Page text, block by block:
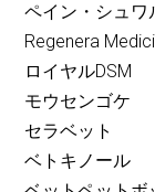
ペイン・シュワ
Regenera
ロイヤルDSM
モウセンゴケ
セラベット
ベトキノール